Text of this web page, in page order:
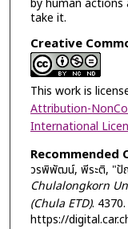
take it.
Creative
This work is
Attribution-
International
Recommended
วรพิพัฒน์, พีระติ, "ปั
Chulalongkorn
(Chula ETD). 4370.
https://